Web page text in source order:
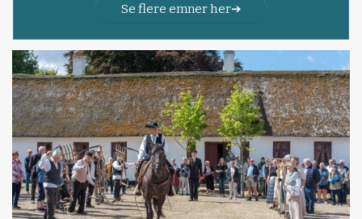
Se flere emner her